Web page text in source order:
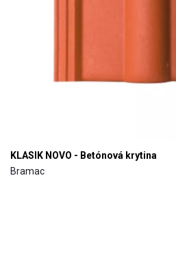
KLASIK NOVO - Betónová krytina
Bramac